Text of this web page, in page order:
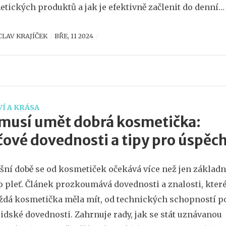
produktů a jak je efektivně začlenit do
nejnovějších poznatků z oblasti dermatologie a
KRAJÍČEK BŘE, 11 2024
A KRÁSA
umět dobrá kosmetička:
dovednosti a tipy pro
době se od kosmetiček očekává více než jen
pleť. Článek prozkoumává dovednosti a znalosti,
kosmetička měla mít, od technických schopností
dovednosti. Zahrnuje rady, jak se stát uznávanou